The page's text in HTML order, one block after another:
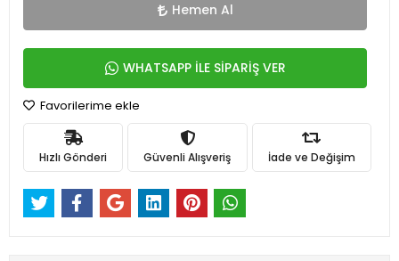
Hemen Al
WHATSAPP İLE SİPARİŞ VER
Favorilerime ekle
Hızlı Gönderi Güvenli Alışveriş İade ve Değişim